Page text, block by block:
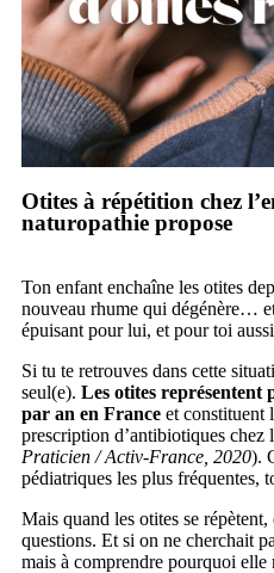
Otites à répétition chez
naturopathie propose
Ton enfant enchaîne les otites
nouveau rhume qui dégénère…
épuisant pour lui, et pour toi
Si tu te retrouves dans cette
seul(e). Les otites représentent
par an en France et constituent
prescription d’antibiotiques chez
Praticien / Activ-France, 2020).
pédiatriques les plus fréquentes,
Mais quand les otites se
questions. Et si on ne cherchait
mais à comprendre pourquoi elle